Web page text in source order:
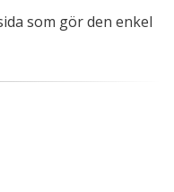
som gör den enkel